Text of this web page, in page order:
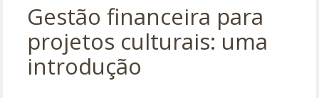
Gestão financeira para
projetos culturais: uma
introdução